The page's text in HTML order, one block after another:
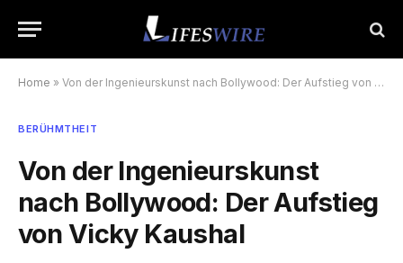
Home » Von der Ingenieurskunst nach Bollywood: Der Aufstieg von Vicky Kaushal
BERÜHMTHEIT
Von der Ingenieurskunst
nach Bollywood: Der Aufstieg
von Vicky Kaushal